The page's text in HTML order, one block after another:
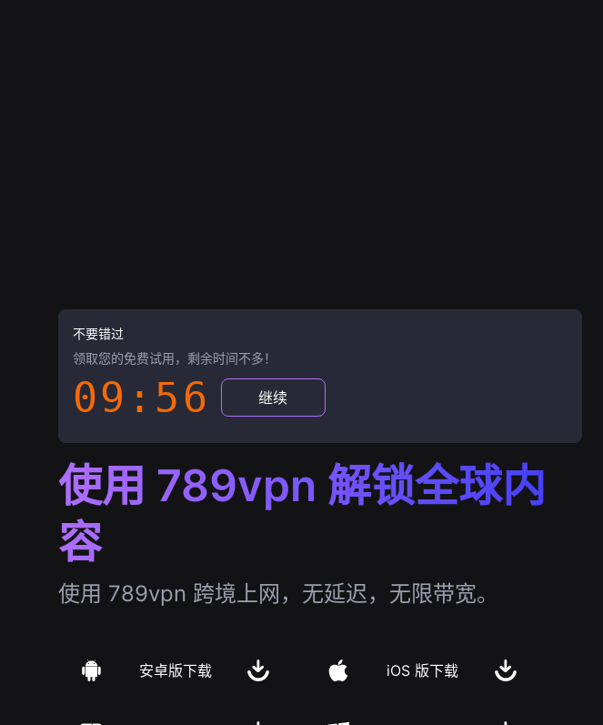
不要错过
领取您的免费试用，剩余时间不多！
09:55 继续
使用 789vpn 解锁全球内
容
使用 789vpn 跨境上网，无延迟，无限带宽。
安卓版下载 iOS 版下载